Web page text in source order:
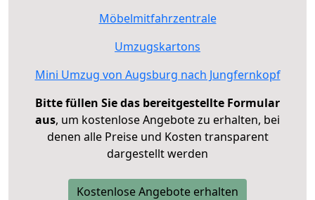
Möbelmitfahrzentrale
Umzugskartons
Mini Umzug von Augsburg nach Jungfernkopf
Bitte füllen Sie das bereitgestellte Formular
aus, um kostenlose Angebote zu erhalten, bei
denen alle Preise und Kosten transparent
dargestellt werden
Kostenlose Angebote erhalten